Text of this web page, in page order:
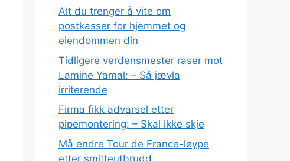
Alt du trenger å vite om
postkasser for hjemmet og
eiendommen din
Tidligere verdensmester raser mot
Lamine Yamal: – Så jævla
irriterende
Firma fikk advarsel etter
pipemontering: – Skal ikke skje
Må endre Tour de France-løype
etter smitteutbrudd